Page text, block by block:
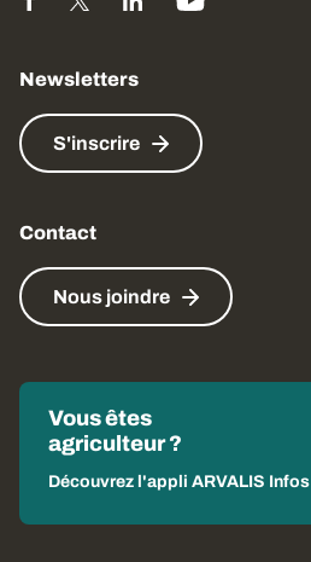
Newsletters
S'inscrire
Contact
Nous joindre
Vous êtes
agriculteur ?
Découvrez l'appli ARVALIS Infos